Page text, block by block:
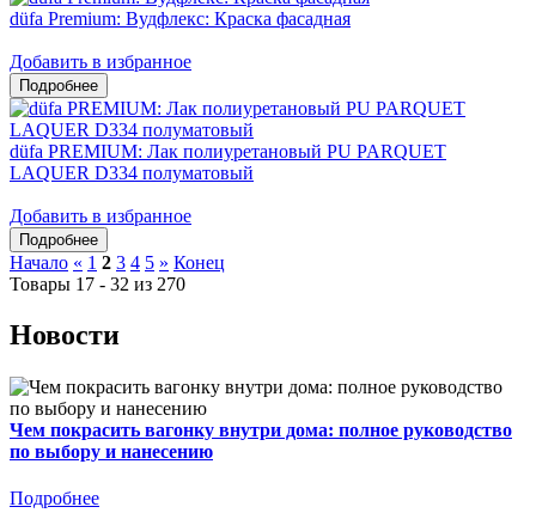
düfa Premium: Вудфлекс: Краска фасадная
Добавить в избранное
düfa PREMIUM: Лак полиуретановый PU PARQUET
LAQUER D334 полуматовый
Добавить в избранное
Начало « 1 2 3 4 5 » Конец
Товары 17 - 32 из 270
Новости
Чем покрасить вагонку внутри дома: полное руководство
по выбору и нанесению
Подробнее